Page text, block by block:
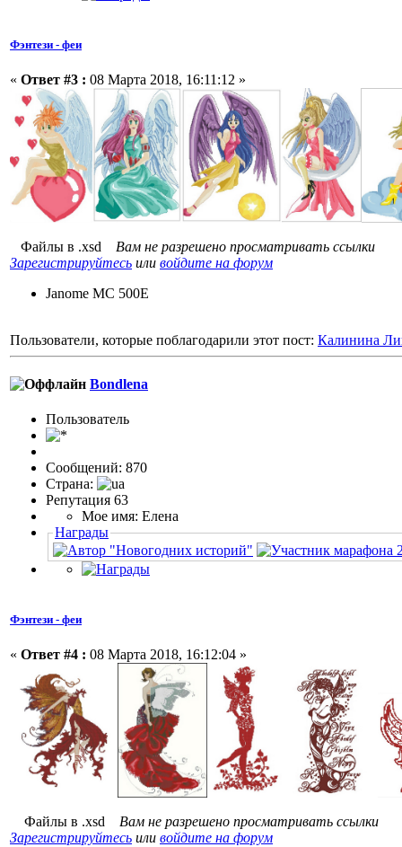
Фэнтези - феи
« Ответ #3 : 08 Марта 2018, 16:11:12 »
Файлы в .xsd Вам не разрешено просматривать ссылки
Зарегистрируйтесь или войдите на форум
Janome MC 500E
Пользователи, которые поблагодарили этот пост: Калинина
Bondlena
Пользовaтeль
Сообщений: 870
Страна:
Репутация 63
Мое имя: Елена
Награды
Фэнтези - феи
« Ответ #4 : 08 Марта 2018, 16:12:04 »
Файлы в .xsd Вам не разрешено просматривать ссылки
Зарегистрируйтесь или войдите на форум